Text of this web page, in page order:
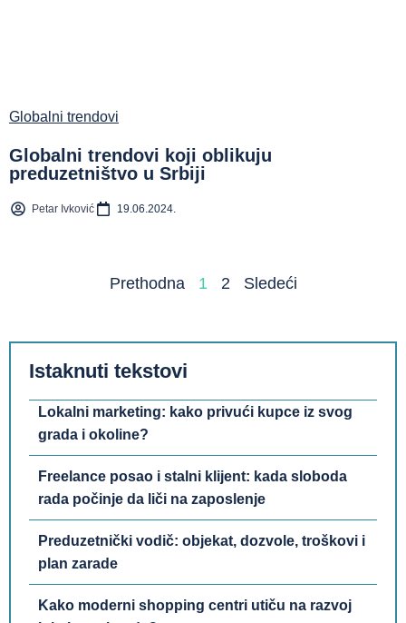
Globalni trendovi
Globalni trendovi koji oblikuju
preduzetništvo u Srbiji
Petar Ivković 19.06.2024.
Prethodna 1 2 Sledeći
Istaknuti tekstovi
Lokalni marketing: kako privući kupce iz svog
grada i okoline?
Freelance posao i stalni klijent: kada sloboda
rada počinje da liči na zaposlenje
Preduzetnički vodič: objekat, dozvole, troškovi i
plan zarade
Kako moderni shopping centri utiču na razvoj